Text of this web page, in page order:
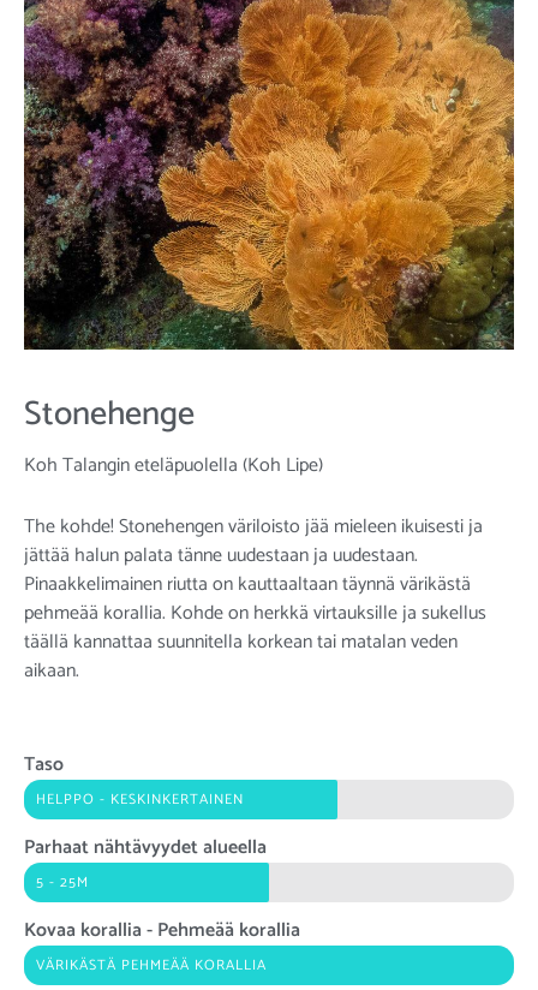
Stonehenge
Koh Talangin eteläpuolella (Koh Lipe)
The kohde! Stonehengen väriloisto jää mieleen ikuisesti ja
jättää halun palata tänne uudestaan ja uudestaan.
Pinaakkelimainen riutta on kauttaaltaan täynnä värikästä
pehmeää korallia. Kohde on herkkä virtauksille ja sukellus
täällä kannattaa suunnitella korkean tai matalan veden
aikaan.
Taso
HELPPO - KESKINKERTAINEN
Parhaat nähtävyydet alueella
5 - 25M
Kovaa korallia - Pehmeää korallia
VÄRIKÄSTÄ PEHMEÄÄ KORALLIA